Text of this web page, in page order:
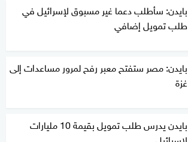
بايدن: سأطلب دعما غير مسبوق لإسرائيل في
طلب تمويل إضافي
بايدن: مصر ستفتح معبر رفح لمرور مساعدات إلى
غزة
بايدن يدرس طلب تمويل بقيمة 10 مليارات